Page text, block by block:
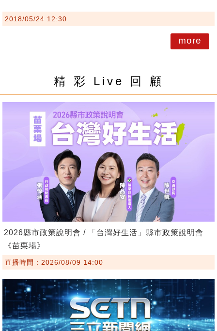
2018/05/24 12:30
more
精 彩 Live 回 顧
2026縣市政策說明會 / 「台灣好生活」縣市政策說明會
《苗栗場》
直播時間：2026/08/09 14:00